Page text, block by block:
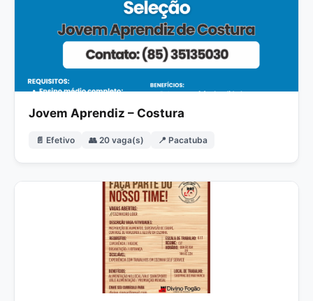
Jovem Aprendiz – Costura
📄 Efetivo 👥 20 vaga(s) 📍 Pacatuba